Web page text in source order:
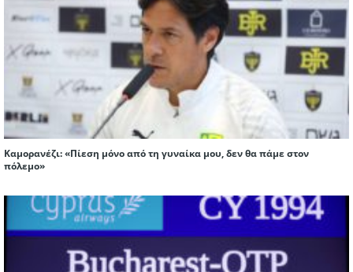
Καμορανέζι: «Πίεση μόνο από τη γυναίκα μου, δεν θα πάμε στον
πόλεμο»